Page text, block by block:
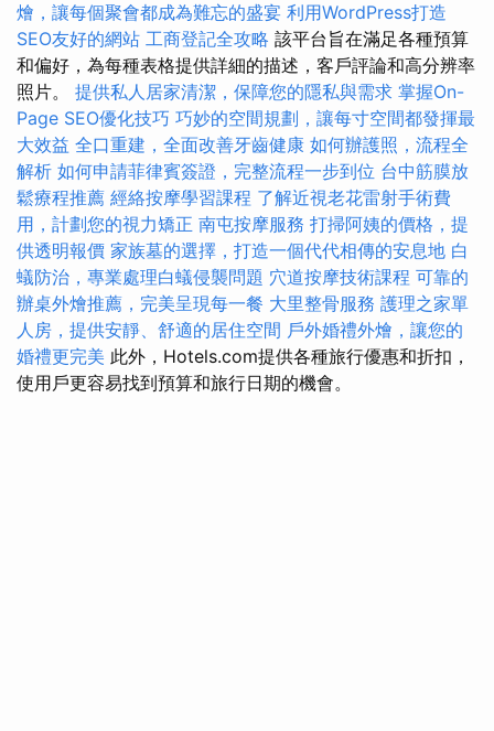
燴，讓每個聚會都成為難忘的盛宴 利用WordPress打造
SEO友好的網站 工商登記全攻略 該平台旨在滿足各種預算
和偏好，為每種表格提供詳細的描述，客戶評論和高分辨率
照片。 提供私人居家清潔，保障您的隱私與需求 掌握On-
Page SEO優化技巧 巧妙的空間規劃，讓每寸空間都發揮最
大效益 全口重建，全面改善牙齒健康 如何辦護照，流程全
解析 如何申請菲律賓簽證，完整流程一步到位 台中筋膜放
鬆療程推薦 經絡按摩學習課程 了解近視老花雷射手術費
用，計劃您的視力矯正 南屯按摩服務 打掃阿姨的價格，提
供透明報價 家族墓的選擇，打造一個代代相傳的安息地 白
蟻防治，專業處理白蟻侵襲問題 穴道按摩技術課程 可靠的
辦桌外燴推薦，完美呈現每一餐 大里整骨服務 護理之家單
人房，提供安靜、舒適的居住空間 戶外婚禮外燴，讓您的
婚禮更完美 此外，Hotels.com提供各種旅行優惠和折扣，
使用戶更容易找到預算和旅行日期的機會。